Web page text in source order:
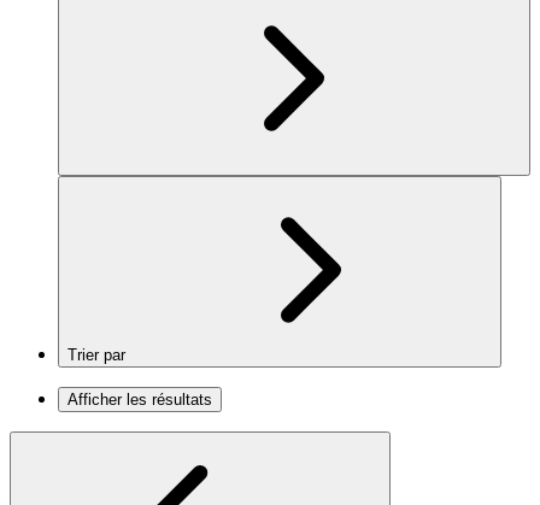
Trier par
Afficher les résultats